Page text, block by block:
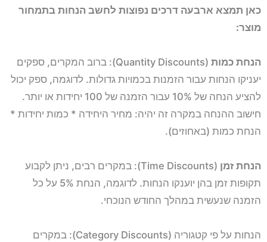
כאן תמצא ארבעה דרכים נפוצות לחשב הנחות בתמחור
מוצר:
הנחת כמות
(Quantity Discounts): ברוב המקרים, ספקים
יעניקו הנחות עבור הזמנות בכמויות גדולות. לדוגמה, ספק יכול
להציע הנחה של 10% עבור הזמנה של 100 יחידות או יותר.
חישוב ההנחה במקרה זה יהיה: מחיר היחידה * כמות יחידות *
הנחת כמות (באחוזים).
הנחת זמן
(Time Discounts): במקרים רבים, ניתן לקבוע
תקופות זמן בהן יוענקו הנחות. לדוגמה, הנחת 5% על כל
הזמנה שנעשית במהלך החודש הנוכחי.
הנחות על פי קטגוריה (Category Discounts): במקרים